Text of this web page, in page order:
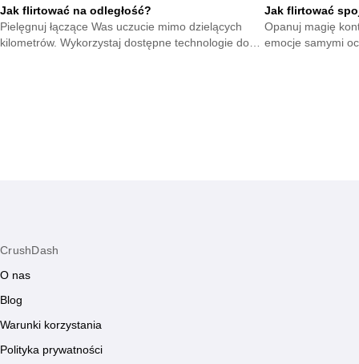
Jak flirtować na odległość?
Pielęgnuj łączące Was uczucie mimo dzielących
kilometrów. Wykorzystaj dostępne technologie do
Jak flirtować
Opanuj magię
emocje samymi
CrushDash
O nas
Blog
Warunki korzystania
Polityka prywatności